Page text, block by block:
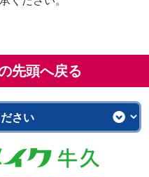
先頭へ戻る